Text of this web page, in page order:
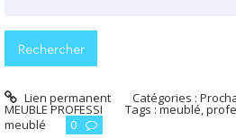
Lien permanent Catégories :
MEUBLE PROFESSI Tags :meublé,
meublé
0